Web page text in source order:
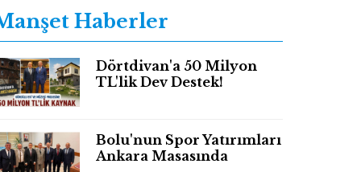
Haberler
Dörtdivan'a 50 Milyon
TL'lik Dev Destek!
Bolu'nun Spor Yatırımları
Ankara Masasında